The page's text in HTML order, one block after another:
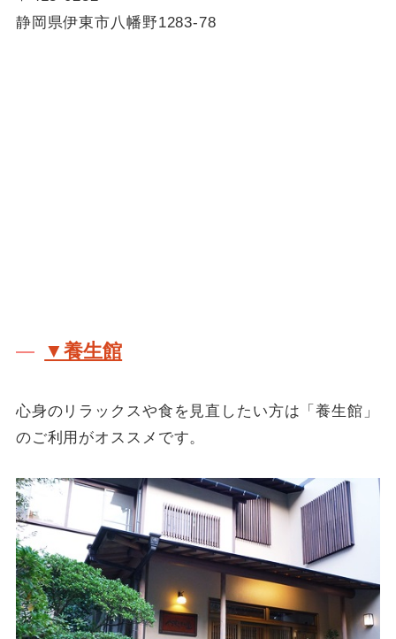
静岡県伊東市八幡野1283-78
▼養生館
心身のリラックスや食を見直したい方は「養生館」
のご利用がオススメです。